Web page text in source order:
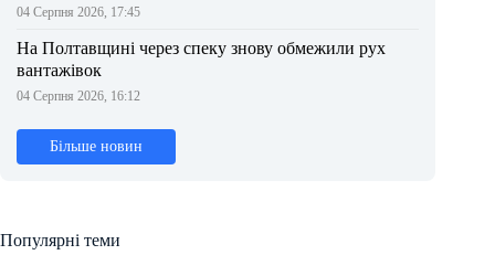
04 Серпня 2026, 17:45
На Полтавщині через спеку знову обмежили рух
вантажівок
04 Серпня 2026, 16:12
Більше новин
Популярні теми